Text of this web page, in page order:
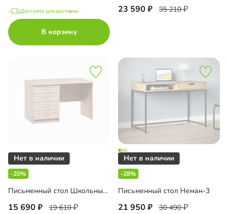
Доступно для доставки
В корзину
23 590 35 210
-20%
Письменный стол Школьный-2
15 690 19 610
-28%
Письменный стол Неман-3
21 950 30 490